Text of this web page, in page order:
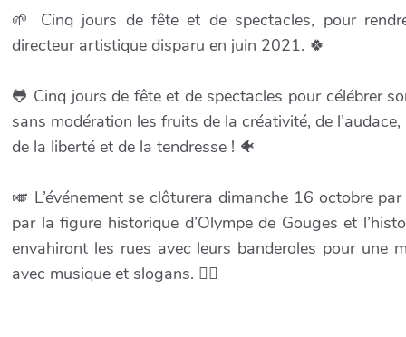
🌱 Cinq jours de fête et de spectacles, pour
directeur artistique disparu en juin 2021. 🍀
🐸 Cinq jours de fête et de spectacles pour célébrer
sans modération les fruits de la créativité, de l’audace,
de la liberté et de la tendresse ! 🐠
🎺 L’événement se clôturera dimanche 16 octobre
par la figure historique d’Olympe de Gouges et
envahiront les rues avec leurs banderoles pour une
avec musique et slogans. ✊🏽